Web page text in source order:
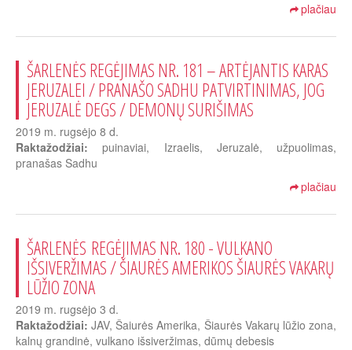
plačiau
ŠARLENĖS REGĖJIMAS NR. 181 – ARTĖJANTIS KARAS
JERUZALEI / PRANAŠO SADHU PATVIRTINIMAS, JOG
JERUZALĖ DEGS / DEMONŲ SURIŠIMAS
2019 m. rugsėjo 8 d.
Raktažodžiai: puinaviai, Izraelis, Jeruzalė, užpuolimas,
pranašas Sadhu
plačiau
ŠARLENĖS REGĖJIMAS NR. 180 - VULKANO
IŠSIVERŽIMAS / ŠIAURĖS AMERIKOS ŠIAURĖS VAKARŲ
LŪŽIO ZONA
2019 m. rugsėjo 3 d.
Raktažodžiai: JAV, Šaiurės Amerika, Šiaurės Vakarų lūžio zona,
kalnų grandinė, vulkano išsiveržimas, dūmų debesis